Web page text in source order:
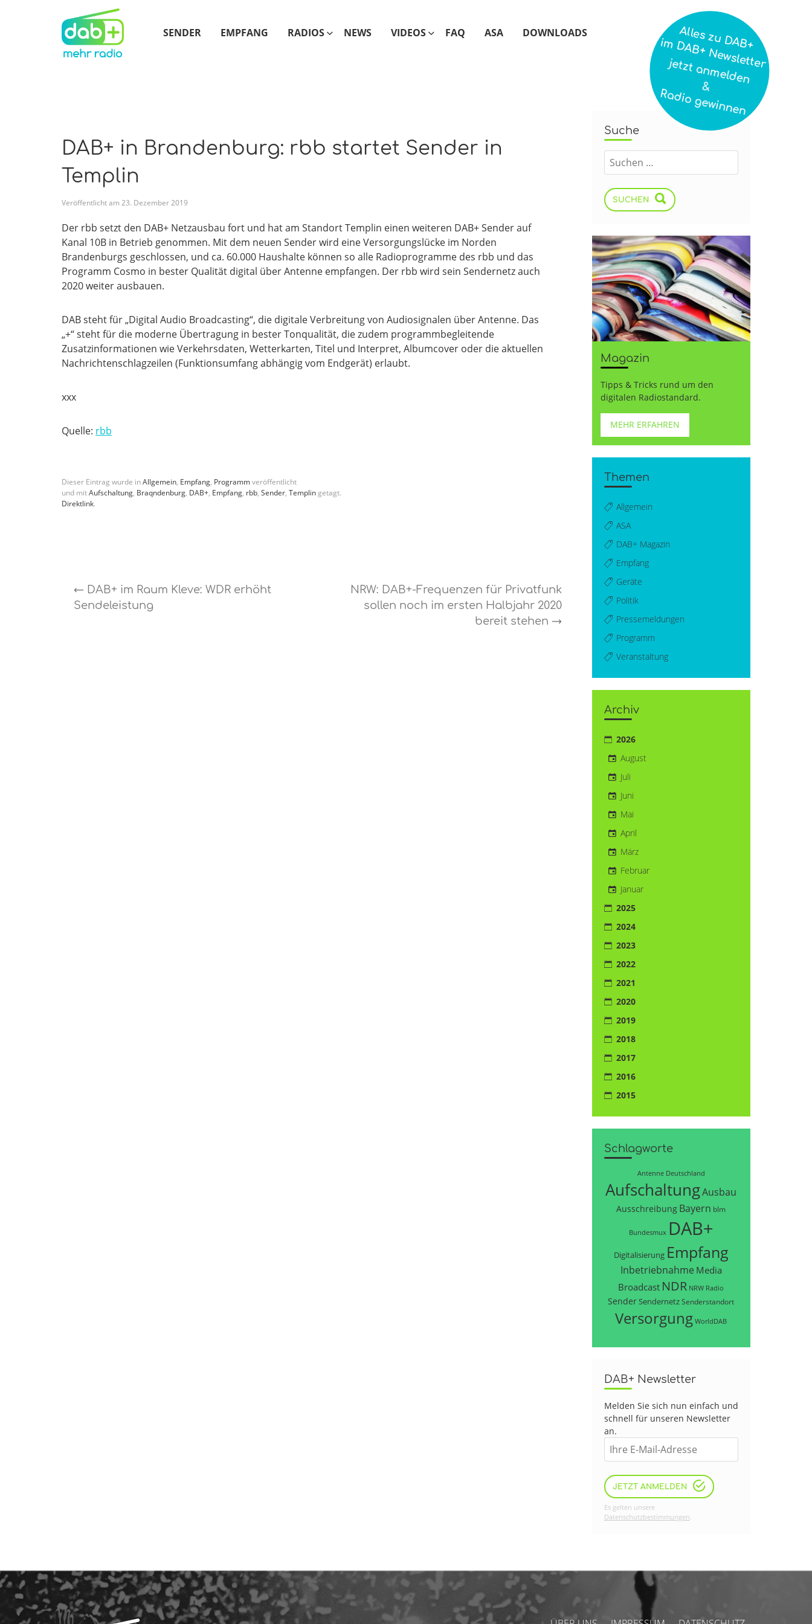
SENDER EMPFANG RADIOS NEWS VIDEOS FAQ ASA DOWNLOADS
DAB+ in Brandenburg: rbb startet Sender in
Templin
Veröffentlicht am 23. Dezember2019
Der rbb setzt den DAB+ Netzausbau fort und hat am Standort Templin einen weiteren DAB+ Sender auf
Kanal 10B in Betrieb genommen. Mit dem neuen Sender wird eine Versorgungslücke im Norden
Brandenburgs geschlossen, und ca. 60.000 Haushalte können so alle Radioprogramme des rbb und das
Programm Cosmo in bester Qualität digital über Antenne empfangen. Der rbb wird sein Sendernetz auch
2020 weiter ausbauen.
DAB steht für „Digital Audio Broadcasting“, die digitale Verbreitung von Audiosignalen über Antenne. Das
„+“ steht für die moderne Übertragung in bester Tonqualität, die zudem programmbegleitende
Zusatzinformationen wie Verkehrsdaten, Wetterkarten, Titel und Interpret, Albumcover oder die aktuellen
Nachrichtenschlagzeilen (Funktionsumfang abhängig vom Endgerät) erlaubt.
xxx
Quelle: rbb
Dieser Eintrag wurde inAllgemein, Empfang, Programmveröffentlicht
und mitAufschaltung, Braqndenburg, DAB+, Empfang, rbb, Sender, Templin getagt.
Direktlink.
← DAB+ im Raum Kleve: WDR erhöht
Sendeleistung
NRW: DAB+-Frequenzen für Privatfunk
sollen noch im ersten Halbjahr 2020
bereit stehen →
Suche
SUCHEN
Magazin
Tipps & Tricks rund um den
digitalen Radiostandard.
MEHR ERFAHREN
Themen
Allgemein
ASA
DAB+ Magazin
Empfang
Geräte
Politik
Pressemeldungen
Programm
Veranstaltung
Archiv
2026
August
Juli
Juni
Mai
April
März
Februar
Januar
2025
2024
2023
2022
2021
2020
2019
2018
2017
2016
2015
Schlagworte
Antenne Deutschland
AufschaltungAusbau
Ausschreibung Bayern blm
Bundesmux DAB+
Digitalisierung Empfang
Inbetriebnahme Media
Broadcast NDR NRW Radio
SenderSendernetzSenderstandort
Versorgung WorldDAB
DAB+ Newsletter
Melden Sie sich nun einfach und
schnell für unseren Newsletter
an.
JETZT ANMELDEN
Es gelten unsere
Datenschutzbestimmungen.
Alles zu DAB+
im DAB+ Newsletter
jetzt anmelden
&
Radio gewinnen